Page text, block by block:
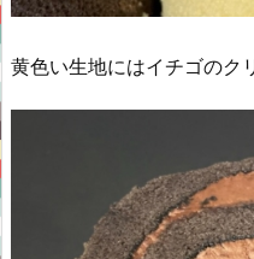
黄色い生地にはイチゴのク